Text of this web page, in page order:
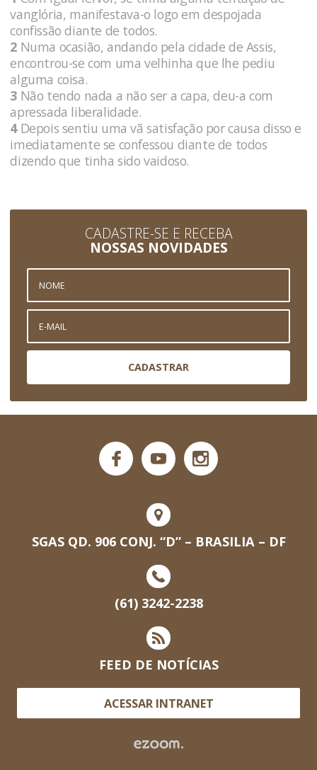
vanglória, manifestava-o logo em despojada
confissão diante de todos.
2 Numa ocasião, andando pela cidade de Assis,
encontrou-se com uma velhinha que lhe pediu
alguma coisa.
3 Não tendo nada a não ser a capa, deu-a com
apressada liberalidade.
4Depois sentiu uma vã satisfação por causa disso e
imediatamente se confessou diante de todos
dizendo que tinha sido vaidoso.
CADASTRE-SE E RECEBA
NOSSAS NOVIDADES
CADASTRAR
SGAS QD. 906 CONJ. “D” – BRASILIA – DF
(61) 3242-2238
FEED DE NOTÍCIAS
ACESSAR INTRANET